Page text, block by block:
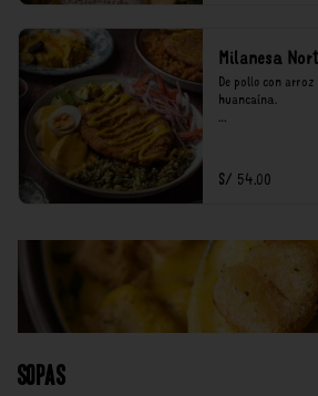
Milanesa
De pollo con
huancaína.
consumo.
S/ 54.00
Sopas